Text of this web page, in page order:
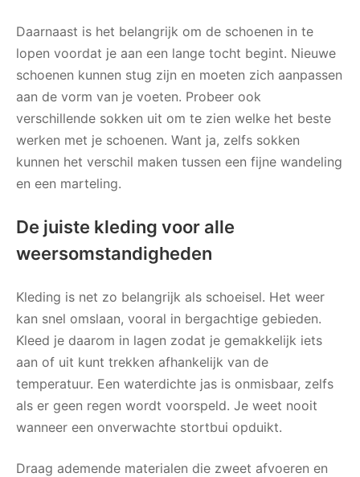
Daarnaast is het belangrijk om de schoenen in te
lopen voordat je aan een lange tocht begint. Nieuwe
schoenen kunnen stug zijn en moeten zich aanpassen
aan de vorm van je voeten. Probeer ook
verschillende sokken uit om te zien welke het beste
werken met je schoenen. Want ja, zelfs sokken
kunnen het verschil maken tussen een fijne wandeling
en een marteling.
De juiste kleding voor alle
weersomstandigheden
Kleding is net zo belangrijk als schoeisel. Het weer
kan snel omslaan, vooral in bergachtige gebieden.
Kleed je daarom in lagen zodat je gemakkelijk iets
aan of uit kunt trekken afhankelijk van de
temperatuur. Een waterdichte jas is onmisbaar, zelfs
als er geen regen wordt voorspeld. Je weet nooit
wanneer een onverwachte stortbui opduikt.
Draag ademende materialen die zweet afvoeren en